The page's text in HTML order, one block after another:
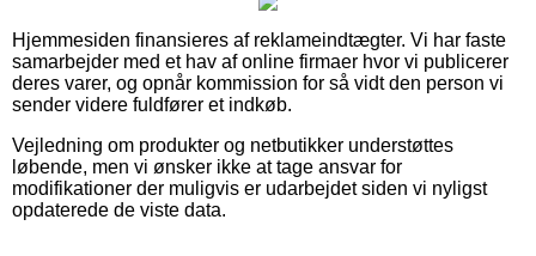
Hjemmesiden finansieres af reklameindtægter. Vi har faste
samarbejder med et hav af online firmaer hvor vi publicerer
deres varer, og opnår kommission for så vidt den person vi
sender videre fuldfører et indkøb.
Vejledning om produkter og netbutikker understøttes
løbende, men vi ønsker ikke at tage ansvar for
modifikationer der muligvis er udarbejdet siden vi nyligst
opdaterede de viste data.